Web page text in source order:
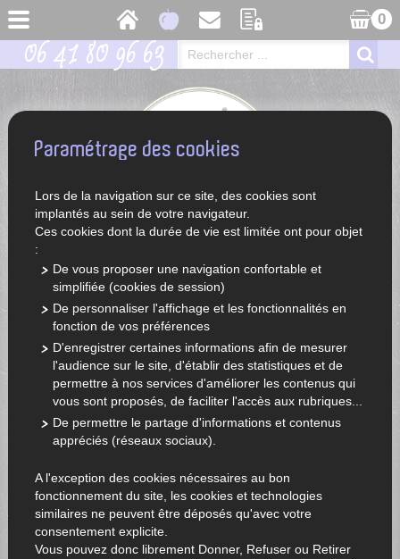
0
06 41 80 96 63
ACCUEIL LÉGUMES ET FRUITS DE SAISON
Paramétrage des cookies
Lors de la navigation sur ce site, des cookies sont
implantés au sein de votre navigateur.
Ces cookies dont la durée de vie est limitée ont pour objet
:
De vous proposer une navigation confortable et
simplifiée (cookies de session)
De personnaliser l'affichage et les fonctionnalités en
fonction de vos préférences
D'enregistrer certaines informations afin de mesurer
l'audience sur le site, d'établir des statistiques et de
permettre à nos services d'améliorer les contenus qui
vous sont proposés, de faciliter l'accès aux rubriques...
De permettre le partage d'informations et contenus
appréciés (réseaux sociaux).
A l'exception des cookies nécessaires au bon
fonctionnement du site, les cookies et technologies
similaires ne peuvent être déposés qu'avec votre
consentement explicite.
Vous pouvez donc librement Donner, Refuser ou Retirer